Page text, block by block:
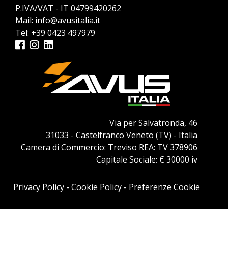
P.IVA/VAT - IT 04799420262
Mail: info@avusitalia.it
Tel: +39 0423 497979
Via per Salvatronda, 46
31033 - Castelfranco Veneto (TV) - Italia
Camera di Commercio: Treviso REA: TV 378906
Capitale Sociale: € 30000 iv
Privacy Policy- Cookie Policy- Preferenze Cookie